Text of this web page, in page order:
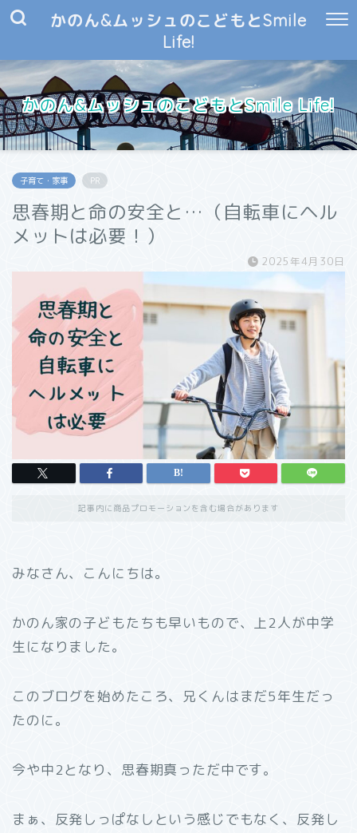
かのん&ムッシュのこどもとSmile
Life!
かのん&ムッシュのこどもとSmile Life!
子育て・家事 PR
思春期と命の安全と…（自転車にヘル
メットは必要！）
2025年4月30日
記事内に商品プロモーションを含む場合があります
みなさん、こんにちは。
かのん家の子どもたちも早いもので、上2人が中学
生になりました。
このブログを始めたころ、兄くんはまだ5年生だっ
たのに。
今や中2となり、思春期真っただ中です。
まぁ、反発しっぱなしという感じでもなく、反発し